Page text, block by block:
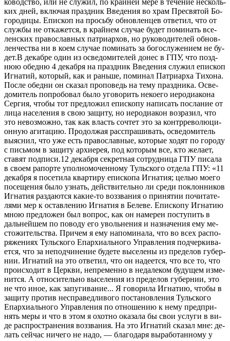
ких дней, вклю­чая празд­ник Вве­де­ния во храм Пре­свя­той Бо­
го­ро­ди­цы. Епи­скоп на прось­бу об­нов­лен­цев от­ве­тил, что от
служ­бы не от­ка­жет­ся, в край­нем слу­чае бу­дет по­ми­нать все­
лен­ских пра­во­слав­ных пат­ри­ар­хов, но ру­ко­во­ди­те­лей об­нов­
лен­че­ства ни в ко­ем слу­чае по­ми­нать за бо­го­слу­же­ни­ем не бу­
дет.В де­каб­ре один из осве­до­ми­те­лей до­нес в ГПУ, что позд­
нюю обед­ню 4 де­каб­ря на празд­ник Вве­де­ния слу­жил епи­скоп
Иг­на­тий, ко­то­рый, как и рань­ше, по­ми­нал Пат­ри­ар­ха Ти­хо­на.
По­сле обед­ни он ска­зал про­по­ведь на те­му празд­ни­ка. Осве­
до­ми­тель по­про­бо­вал бы­ло уго­во­рить неко­е­го иеро­ди­а­ко­на
Сер­гия, чтобы тот пред­ло­жил епи­ско­пу на­пи­сать по­сла­ние от
ли­ца на­се­ле­ния в свою за­щи­ту, но иеро­ди­а­кон воз­ра­зил, что
это невоз­мож­но, так как власть со­чтет это за контр­ре­во­лю­ци­
он­ную аги­та­цию. Про­дол­жая рас­спра­ши­вать, осве­до­ми­тель
вы­яс­нил, что уже есть пра­во­слав­ные, ко­то­рые хо­дят по го­ро­ду
с пись­мом в за­щи­ту ар­хи­ерея, под ко­то­рым все, кто же­ла­ет,
ста­вят под­пи­си.12 де­каб­ря сек­рет­ная со­труд­ни­ца ГПУ пи­са­ла
в сво­ем ра­пор­те упол­но­мо­чен­но­му Туль­ско­го от­де­ла ГПУ: «11
де­каб­ря я по­се­ти­ла квар­ти­ру епи­ско­па Иг­на­тия; це­лью мо­е­го
по­се­ще­ния бы­ло узнать, дей­стви­тель­но ли сре­ди по­клон­ни­ков
Иг­на­тия раз­да­ют­ся ка­кие-то воз­зва­ния о при­ня­тии по­чи­та­те­
ля­ми мер к остав­ле­нию Иг­на­тия в Беле­ве. Епи­ско­пу Иг­на­тию
мною пред­ло­жен был во­прос, как он на­ме­рен по­сту­пить в
даль­ней­шем по по­во­ду его уволь­не­ния и на­зна­че­ния ему ме­
сто­жи­тель­ства. При­чем я ему на­по­ми­на­ла, что во всех рас­по­
ря­же­ни­ях Туль­ско­го Епар­хи­аль­но­го Управ­ле­ния под­чер­ки­ва­
ет­ся, что за непод­чи­не­ние бу­де­те вы­се­ле­ны из пре­де­лов гу­бер­
нии. Иг­на­тий на это от­ве­тил, что он на­де­ет­ся, что все то, что
про­ис­хо­дит в Церк­ви, непре­мен­но в неда­ле­ком бу­ду­щем из­ме­
нит­ся. А от­но­си­тель­но вы­се­ле­ния из пре­де­лов гу­бер­нии, это
не что иное, как за­пу­ги­ва­ние... Я го­во­ри­ла Иг­на­тию, чтобы в
за­щи­ту про­тив неспра­вед­ли­во­го по­ста­нов­ле­ния Туль­ско­го
Епар­хи­аль­но­го Управ­ле­ния по от­но­ше­нию к нему пред­при­
нять ме­ры и что в этом я охот­но ока­за­ла бы свои услу­ги в ви­
де рас­про­стра­не­ния воз­зва­ния. На это Иг­на­тий ска­зал мне: де­
лать сей­час ни­че­го не на­до, — бла­го­да­ря вы­ра­бо­тан­но­му у